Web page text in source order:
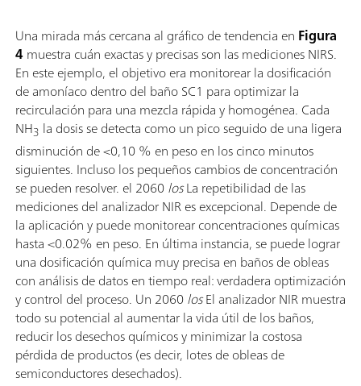
Una mirada más cercana al gráfico de tendencia en Figura
4muestra cuán exactas y precisas son las mediciones NIRS.
En este ejemplo, el objetivo era monitorear la dosificación
de amoníaco dentro del baño SC1 para optimizar la
recirculación para una mezcla rápida y homogénea. Cada
NH3 la dosis se detecta como un pico seguido de una ligera
disminución de <0,10 % en peso en los cinco minutos
siguientes. Incluso los pequeños cambios de concentración
se pueden resolver. el 2060losLa repetibilidad de las
mediciones del analizador NIR es excepcional. Depende de
la aplicación y puede monitorear concentraciones químicas
hasta <0.02% en peso. En última instancia, se puede lograr
una dosificación química muy precisa en baños de obleas
con análisis de datos en tiempo real: verdadera optimización
y control del proceso. Un 2060losEl analizador NIR muestra
todo su potencial al aumentar la vida útil de los baños,
reducir los desechos químicos y minimizar la costosa
pérdida de productos (es decir, lotes de obleas de
semiconductores desechados).